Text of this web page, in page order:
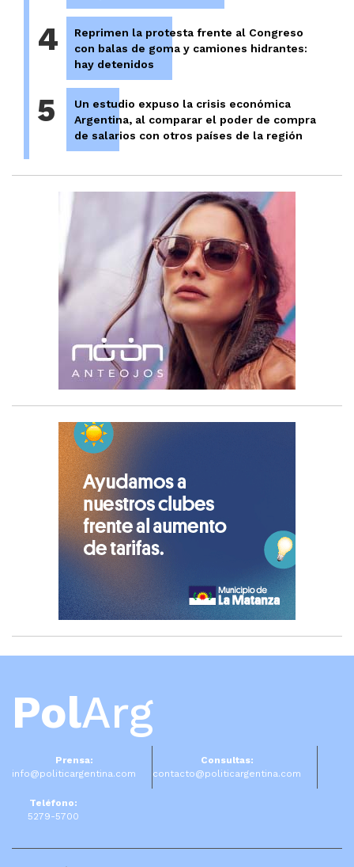
4
Reprimen la protesta frente al Congreso
con balas de goma y camiones hidrantes:
hay detenidos
5
Un estudio expuso la crisis económica
Argentina, al comparar el poder de compra
de salarios con otros países de la región
PolArg
Prensa:
info@politicargentina.com
Consultas:
contacto@politicargentina.com
Teléfono:
5279-5700